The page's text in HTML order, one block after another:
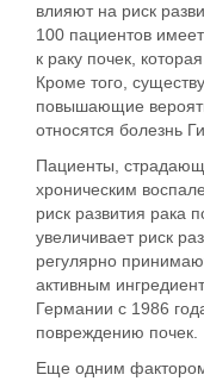
влияют на риск
100 пациентов
к раку почек,
Кроме того,
повышающие
относятся болезнь
Пациенты,
хроническим
риск развития рака
увеличивает риск
регулярно
активным
Германии с 1986
повреждению почек.
Еще одним фактором